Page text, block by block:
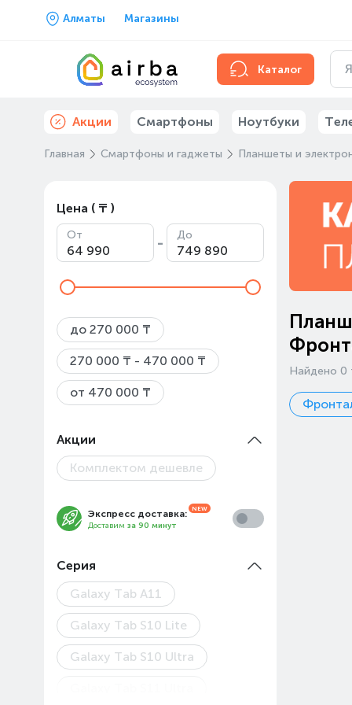
Алматы Магазины
Каталог
Акции Смартфоны Ноутбуки
Главная Смартфоны и гаджеты Планшеты и
Цена ( ₸ )
От - До
до 270 000 ₸
270 000 ₸ - 470 000 ₸
от 470 000 ₸
Акции
Комплектом дешевле
Экспресс доставка:
Доставим за 90 минут
Серия
Galaxy Tab A11
Galaxy Tab S10 Lite
Galaxy Tab S10 Ultra
Найдено 0